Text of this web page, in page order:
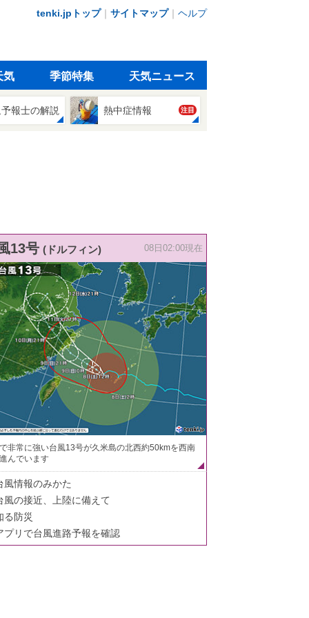
tenki.jpトップ｜ サイトマップ｜ ヘルプ
気 季節特集 天気ニュース
報士の解説 熱中症情報 注目
13号 (ドルフィン) 08日02:00現在
非常に強い台風13号が久米島の北西約50kmを西南
んでいます
風情報のみかた
風の接近、上陸に備えて
る防災
プリで台風進路予報を確認